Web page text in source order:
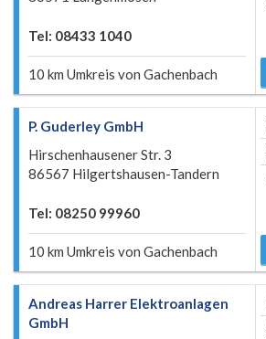
Tel: 08433 1040
10 km Umkreis von Gachenbach
P. Guderley GmbH
Hirschenhausener Str. 3
86567 Hilgertshausen-Tandern
Tel: 08250 99960
10 km Umkreis von Gachenbach
Andreas Harrer Elektroanlagen
GmbH